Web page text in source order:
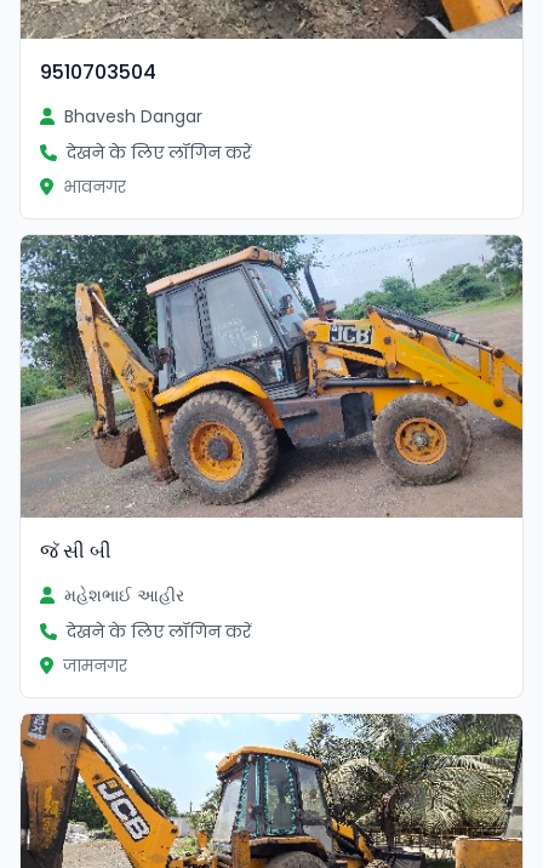
9510703504
Bhavesh Dangar
देखने के लिए लॉगिन करें
भावनगर
જૅ સી બી
મહેશભાઈ આહીર
देखने के लिए लॉगिन करें
जामनगर